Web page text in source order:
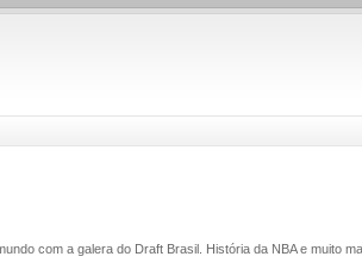
com a galera do Draft Brasil. História da NBA e muito